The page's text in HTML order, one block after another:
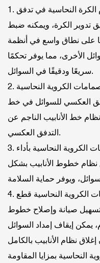
1. التحكم في السوائل: يتحكم صمام الكرة النحاسية في تدفق
تدوير الكرة، ويمكنه ضبط
على نطاق واسع في أنظمة
الأخرى، مما يوفر تحكمًا
سريعًا ودقيقًا في السوائل.
2. منع التدفق العكسي: يمكن للصمامات الكروية النحاسية
العكسي للسوائل في خط
خط الأنابيب الناجم عن
التدفق العكسي.
3. حماية السلامة: عادةً ما تتمتع الصمامات الكروية النحاسية بأداء
نظام خطوط الأنابيب بشكل
4. صيانة خطوط الأنابيب: يمكن للصمامات الكروية النحاسية قطع
صيانة وإصلاح خطوط
يمكن إيقاف إمداد السوائل
النحاسية بمزايا المقاومة